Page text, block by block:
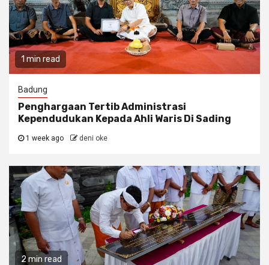
1 min read
Badung
Penghargaan Tertib Administrasi
Kependudukan Kepada Ahli Waris Di Sading
1 week ago deni oke
2 min read